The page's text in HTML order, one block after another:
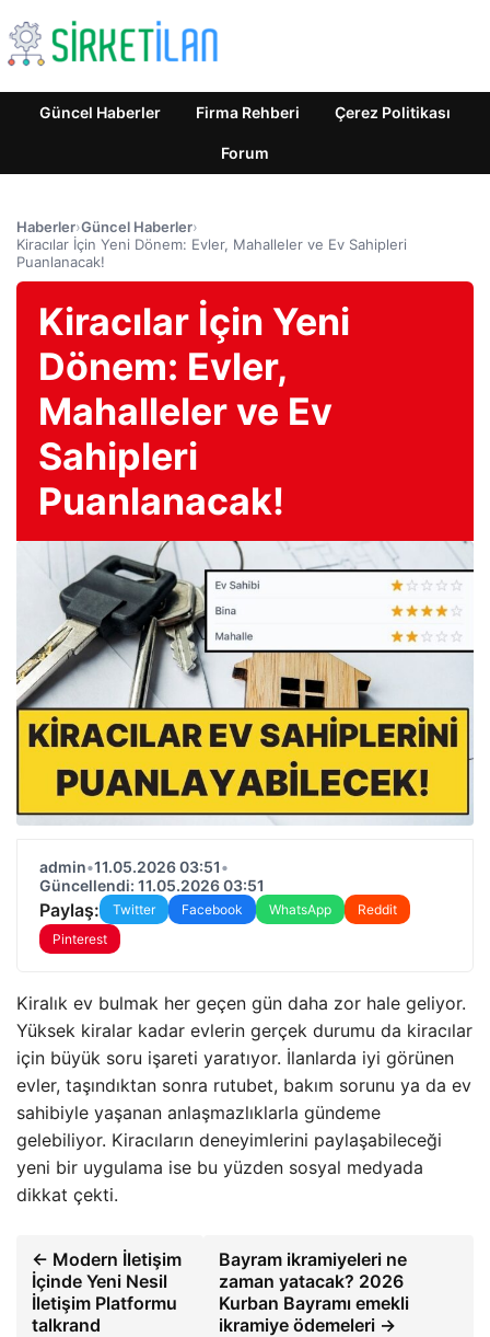
Güncel Haberler Firma Rehberi Çerez Politikası
Forum
Haberler›Güncel Haberler›
Kiracılar İçin Yeni Dönem: Evler, Mahalleler ve Ev Sahipleri
Puanlanacak!
Kiracılar İçin Yeni
Dönem: Evler,
Mahalleler ve Ev
Sahipleri
Puanlanacak!
admin•11.05.2026 03:51•
Güncellendi: 11.05.2026 03:51
Paylaş: Twitter Facebook WhatsApp
Reddit
Pinterest
Kiralık ev bulmak her geçen gün daha zor hale geliyor.
Yüksek kiralar kadar evlerin gerçek durumu da kiracılar
için büyük soru işareti yaratıyor. İlanlarda iyi görünen
evler, taşındıktan sonra rutubet, bakım sorunu ya da ev
sahibiyle yaşanan anlaşmazlıklarla gündeme
gelebiliyor. Kiracıların deneyimlerini paylaşabileceği
yeni bir uygulama ise bu yüzden sosyal medyada
dikkat çekti.
← Modern İletişim
İçinde Yeni Nesil
İletişim Platformu
talkrand
Bayram ikramiyeleri ne
zaman yatacak? 2026
Kurban Bayramı emekli
ikramiye ödemeleri →